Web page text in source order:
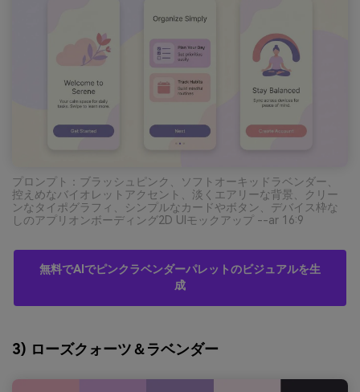
プロンプト：ブラッシュピンク、ソフトオーキッドラベンダー、
控えめなバイオレットアクセント、淡くエアリーな背景、クリー
ンなタイポグラフィ、シンプルなカードやボタン、デバイス枠な
しのアプリオンボーディング2D UIモックアップ --ar 16:9
無料でAIでピンクラベンダーパレットのビジュアルを生
成
3) ローズクォーツ＆ラベンダー